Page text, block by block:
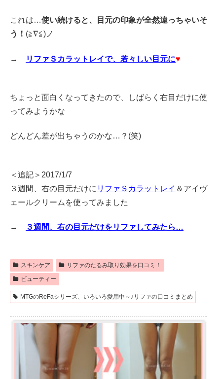
これは…使い続けると、目元の印象が全然違っちゃいそ
う！ (≧∇≦)ノ
→ リファＳカラットレイで、若々しい目元に♥
ちょっと面白くなってきたので、しばらく右目だけに使
ってみようかな
どんどん差が出ちゃうのかな…？(笑)
＜追記＞2017/1/7
３週間、右の目元だけに リファＳカラットレイ ＆アイヴ
ェールクリームを使ってみました
→ ３週間、右の目元だけをリファしてみたら…
スキンケア
リファのたるみ取り効果を口コミ！
ビューティー
MTGのReFaシリーズ、いろいろ愛用中～♪リファの口コミまとめ